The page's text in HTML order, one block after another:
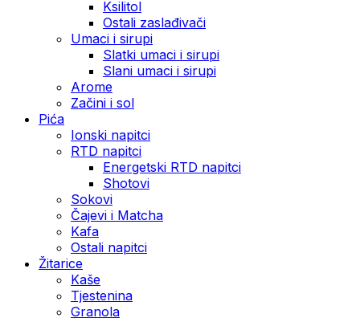
Ksilitol
Ostali zaslađivači
Umaci i sirupi
Slatki umaci i sirupi
Slani umaci i sirupi
Arome
Začini i sol
Pića
Ionski napitci
RTD napitci
Energetski RTD napitci
Shotovi
Sokovi
Čajevi i Matcha
Kafa
Ostali napitci
Žitarice
Kaše
Tjestenina
Granola